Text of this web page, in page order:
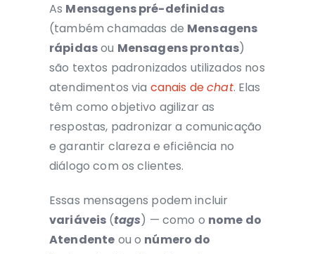
As Mensagens pré-definidas
(também chamadas de Mensagens
rápidasou Mensagens prontas)
são textos padronizados utilizados nos
atendimentos via canais dechat. Elas
têm como objetivo agilizar as
respostas, padronizar a comunicação
e garantir clareza e eficiência no
diálogo com os clientes.
Essas mensagens podem incluir
variáveis (tags) — como o nome do
Atendente ou o número do